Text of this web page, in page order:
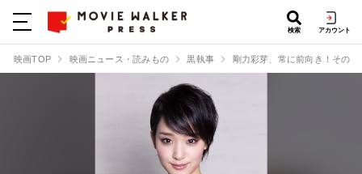
検索 アカウント
映画TOP 映画ニュース・読みもの 黒執事 剛力彩芽、常に前向き！その